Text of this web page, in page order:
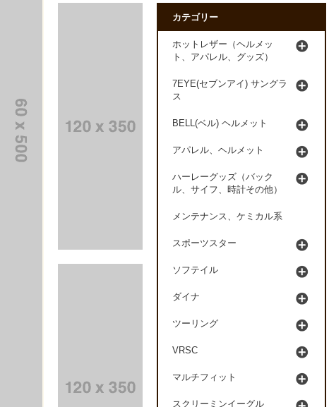
カテゴリー
ホットレザー（ヘルメッ
ト、アパレル、グッズ）
7EYE(セブンアイ) サングラ
ス
BELL(ベル) ヘルメット
アパレル、ヘルメット
ハーレーグッズ（バック
ル、サイフ、時計その他）
メンテナンス、ケミカル系
スポーツスター
ソフテイル
ダイナ
ツーリング
VRSC
マルチフィット
スクリーミンイーグル